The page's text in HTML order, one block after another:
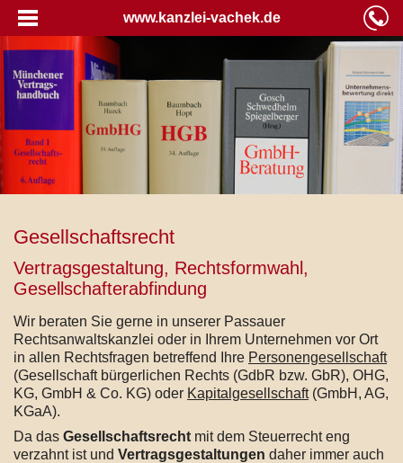
www.kanzlei-vachek.de
Gesellschaftsrecht
Vertragsgestaltung, Rechtsformwahl,
Gesellschafterabfindung
Wir beraten Sie gerne in unserer Passauer
Rechtsanwaltskanzlei oder in Ihrem Unternehmen vor Ort
in allen Rechtsfragen betreffend Ihre Personengesellschaft
(Gesellschaft bürgerlichen Rechts (GdbR bzw. GbR), OHG,
KG, GmbH & Co. KG) oder Kapitalgesellschaft(GmbH, AG,
KGaA).
Da das Gesellschaftsrecht mit dem Steuerrecht eng
verzahnt ist und Vertragsgestaltungen daher immer auch